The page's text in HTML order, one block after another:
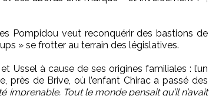
Pompidou veut reconquérir des bastions de
» se frotter au terrain des législatives.
Ussel à cause de ses origines familiales : l’un
près de Brive, où l’enfant Chirac a passé des
imprenable. Tout le monde pensait qu’il n’avait